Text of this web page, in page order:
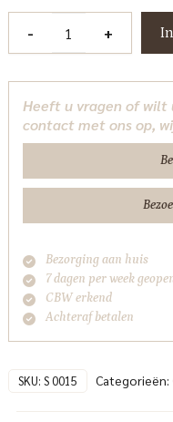
-
cm
Tower
Living
+
Heeft u vragen of wilt
contact met ons op,
Bezorging aan huis
7 dagen per week
CBW erkend
Achteraf betalen
SKU: S 0015 Categorieën: